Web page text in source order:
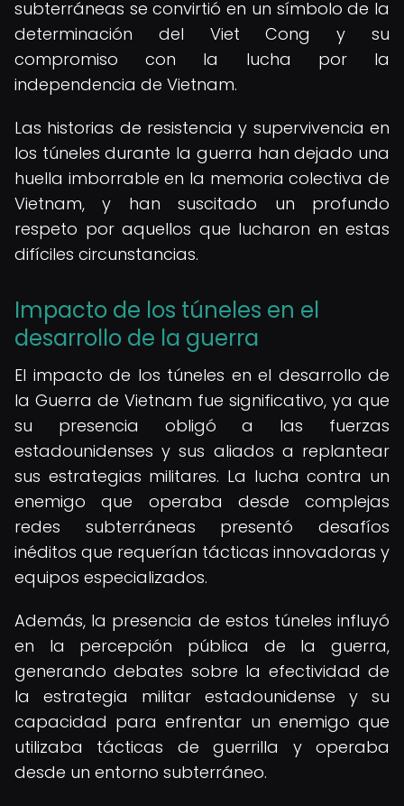
subterráneas se convirtió en un símbolo de la
determinación del Viet Cong y su
compromiso con la lucha por la
independencia de Vietnam.
Las historias de resistencia y supervivencia en
los túneles durante la guerra han dejado una
huella imborrable en la memoria colectiva de
Vietnam, y han suscitado un profundo
respeto por aquellos que lucharon en estas
difíciles circunstancias.
Impacto de los túneles en el
desarrollo de la guerra
El impacto de los túneles en el desarrollo de
la Guerra de Vietnam fue significativo, ya que
su presencia obligó a las fuerzas
estadounidenses y sus aliados a replantear
sus estrategias militares. La lucha contra un
enemigo que operaba desde complejas
redes subterráneas presentó desafíos
inéditos que requerían tácticas innovadoras y
equipos especializados.
Además, la presencia de estos túneles influyó
en la percepción pública de la guerra,
generando debates sobre la efectividad de
la estrategia militar estadounidense y su
capacidad para enfrentar un enemigo que
utilizaba tácticas de guerrilla y operaba
desde un entorno subterráneo.